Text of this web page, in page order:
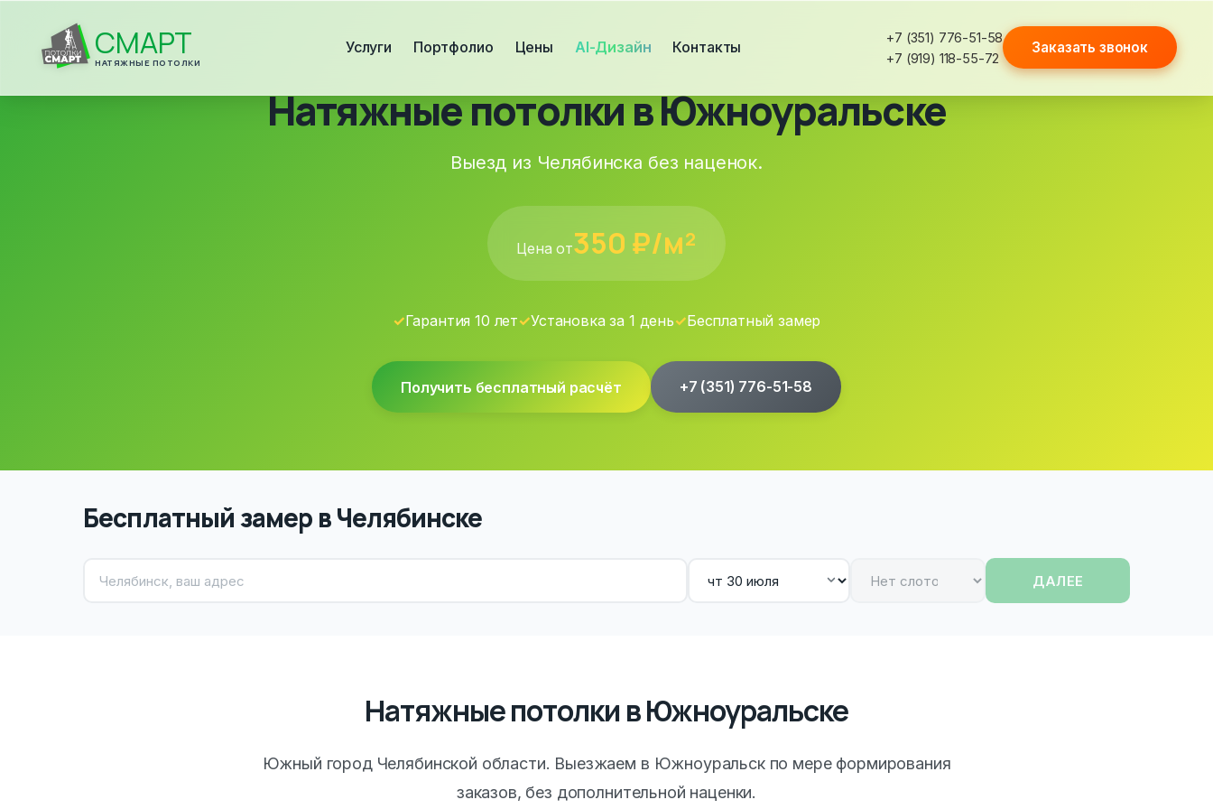
СМАРТ
НАТЯЖНЫЕ ПОТОЛКИ
Услуги Портфолио Цены AI-Дизайн Контакты
+7 (351) 776-51-58
+7 (919) 118-55-72
Заказать звонок
Натяжные потолки в Южноуральске
Выезд из Челябинска без наценок.
Цена от350 ₽/м²
✓Гарантия 10 лет✓Установка за 1 день✓Бесплатный замер
Получить бесплатный расчёт +7 (351) 776-51-58
Бесплатный замер в Челябинске
ДАЛЕЕ
Натяжные потолки в Южноуральске
Южный город Челябинской области. Выезжаем в Южноуральск по мере формирования
заказов, без дополнительной наценки.